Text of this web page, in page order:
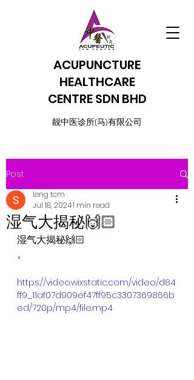
ACUPUNCTURE
HEALTHCARE
CENTRE SDN BHD
​靓中医诊所(马)有限公司
Post
湿气大揭秘🙌🏻
leng tcm
Jul 18, 20241 min read
湿气大揭秘🙌🏻
。
https://video.wixstatic.com/video/d84
ff9_11af07d909ef47ff95c3307369866b
ed/720p/mp4/file.mp4